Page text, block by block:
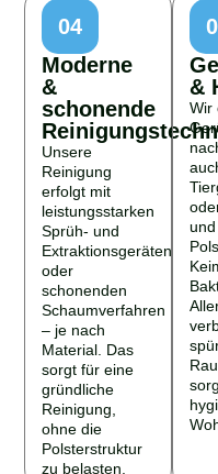
04
Moderne
&
schonende
Unsere
Reinigung
erfolgt mit
leistungsstarken
Sprüh- und
Extraktionsgeräten
oder
schonenden
Schaumverfahren
– je nach
Material. Das
sorgt für eine
gründliche
Reinigung,
ohne die
Polsterstruktur
zu belasten.
&
Wir